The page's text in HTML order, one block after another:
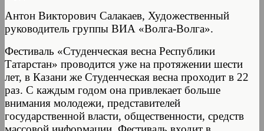
Антон Викторович Салакаев, Художественный
руководитель группы ВИА «Волга-Волга».
Фестиваль «Студенческая весна Республики
Татарстан» проводится уже на протяжении шести
лет, в Казани же Студенческая весна проходит в 22
раз. С каждым годом она привлекает больше
внимания молодежи, представителей
государственной власти, общественности, средств